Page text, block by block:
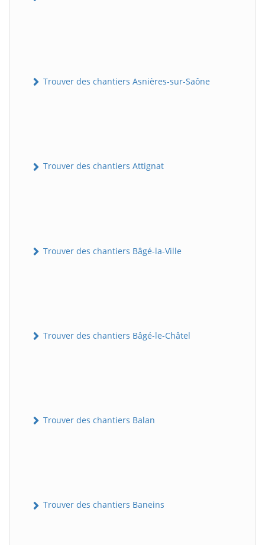
Trouver des chantiers Asnières-sur-Saône
Trouver des chantiers Attignat
Trouver des chantiers Bâgé-la-Ville
Trouver des chantiers Bâgé-le-Châtel
Trouver des chantiers Balan
Trouver des chantiers Baneins